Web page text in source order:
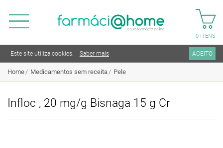
0 ITENS
Este site utiliza cookies. Saber mais ACEITO
Home Medicamentos sem receita Pele
Infloc , 20 mg/g Bisnaga 15 g Cr